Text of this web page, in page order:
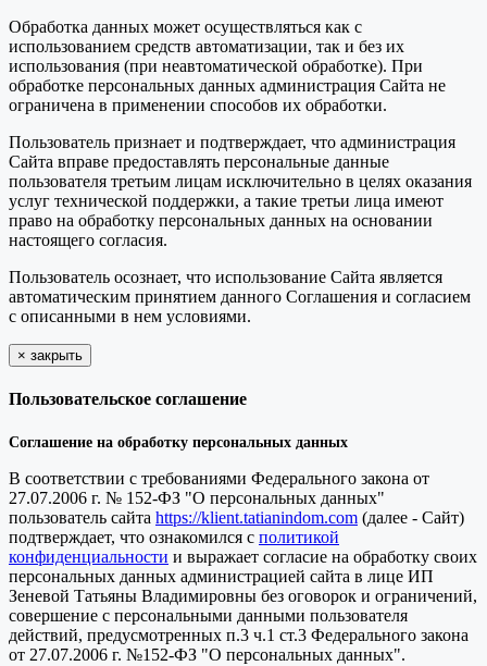
Обработка данных может осуществляться как с
использованием средств автоматизации, так и без их
использования (при неавтоматической обработке). При
обработке персональных данных администрация Сайта не
ограничена в применении способов их обработки.
Пользователь признает и подтверждает, что администрация
Сайта вправе предоставлять персональные данные
пользователя третьим лицам исключительно в целях оказания
услуг технической поддержки, а такие третьи лица имеют
право на обработку персональных данных на основании
настоящего согласия.
Пользователь осознает, что использование Сайта является
автоматическим принятием данного Соглашения и согласием
с описанными в нем условиями.
× закрыть
Пользовательское соглашение
Соглашение на обработку персональных данных
В соответствии с требованиями Федерального закона от
27.07.2006 г. № 152-ФЗ "О персональных данных"
пользователь сайта https://klient.tatianindom.com (далее - Сайт)
подтверждает, что ознакомился с политикой
конфиденциальности и выражает согласие на обработку своих
персональных данных администрацией сайта в лице ИП
Зеневой Татьяны Владимировны без оговорок и ограничений,
совершение с персональными данными пользователя
действий, предусмотренных п.3 ч.1 ст.3 Федерального закона
от 27.07.2006 г. №152-ФЗ "О персональных данных".